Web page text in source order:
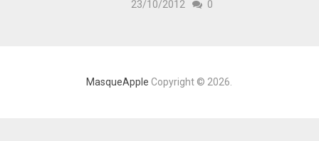
23/10/2012 0
MasqueApple Copyright © 2026.